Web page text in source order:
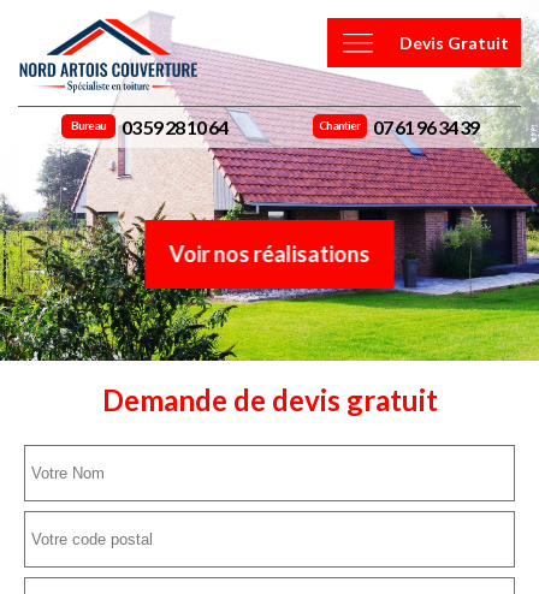
Devis Gratuit
Bureau 03 59 28 10 64 Chantier 07 61 96 34 39
Voir nos réalisations
Demande de devis gratuit